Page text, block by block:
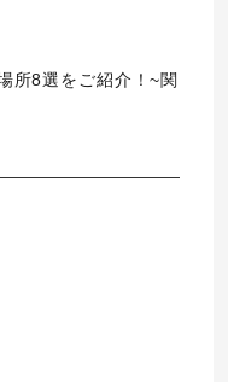
所8選をご紹介！~関